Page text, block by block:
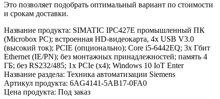
Это позволяет подобрать оптимальный вариант по стоимости
и срокам доставки.
Название продукта: SIMATIC IPC427E промышленный ПК
(Microbox PC); встроенная HD-видеокарта, 4x USB V3.0
(высокий ток); PCIE (опционально); Core i5-6442EQ; 3x Гбит
Ethernet (IE/PN); без монтажных принадлежностей; память 4
ГБ; без RS232/485; 1x PCIe (x4); Windows 10 IoT Enter
Название раздела: Техника автоматизации Siemens
Артикул продукта: 6AG4141-5AB17-0FA0
Цена продукта: Под заказ